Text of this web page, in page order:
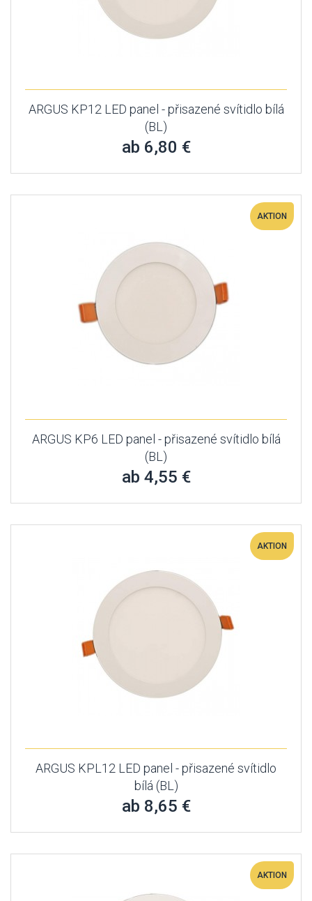
ARGUS KP12 LED panel - přisazené svítidlo bílá
(BL)
ab 6,80 €
AKTION
ARGUS KP6 LED panel - přisazené svítidlo bílá
(BL)
ab 4,55 €
AKTION
ARGUS KPL12 LED panel - přisazené svítidlo
bílá (BL)
ab 8,65 €
AKTION